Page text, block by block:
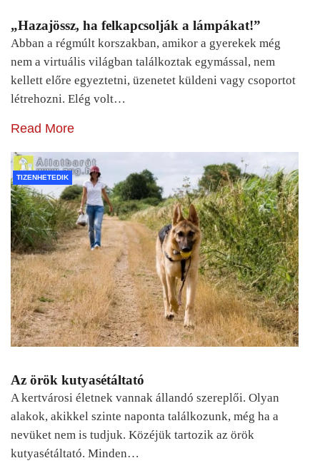
„Hazajössz, ha felkapcsolják a lámpákat!”
Abban a régmúlt korszakban, amikor a gyerekek még
nem a virtuális világban találkoztak egymással, nem
kellett előre egyeztetni, üzenetet küldeni vagy csoportot
létrehozni. Elég volt…
Read More
TIZENHETEDIK
Az örök kutyasétáltató
A kertvárosi életnek vannak állandó szereplői. Olyan
alakok, akikkel szinte naponta találkozunk, még ha a
nevüket nem is tudjuk. Közéjük tartozik az örök
kutyasétáltató. Minden…